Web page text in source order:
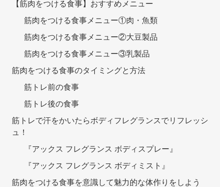
【筋肉をつける食事】おすすめメニュー
筋肉をつける食事メニュー①肉・魚類
筋肉をつける食事メニュー②大豆製品
筋肉をつける食事メニュー③乳製品
筋肉をつける食事のタイミングと方法
筋トレ前の食事
筋トレ後の食事
筋トレで汗をかいたらボディフレグランスでリフレッシ
ュ！
『アックス フレグランス ボディスプレー』
『アックス フレグランス ボディミスト』
筋肉をつける食事を意識して魅力的な体作りをしよう